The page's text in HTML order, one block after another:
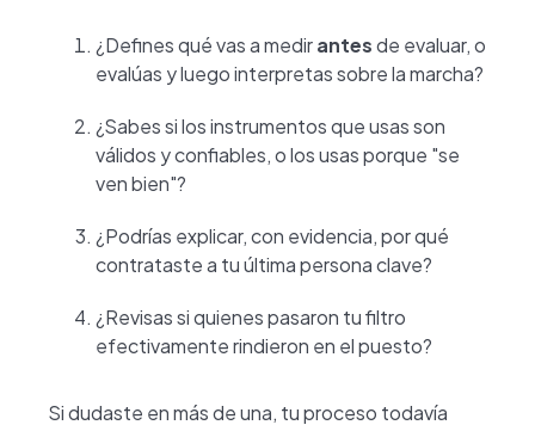
¿Defines qué vas a medirantesde evaluar, o
evalúas y luego interpretas sobre la marcha?
¿Sabes si los instrumentos que usas son
válidos y confiables, o los usas porque "se
ven bien"?
¿Podrías explicar, con evidencia, por qué
contrataste a tu última persona clave?
¿Revisas si quienes pasaron tu filtro
efectivamente rindieron en el puesto?
Si dudaste en más de una, tu proceso todavía